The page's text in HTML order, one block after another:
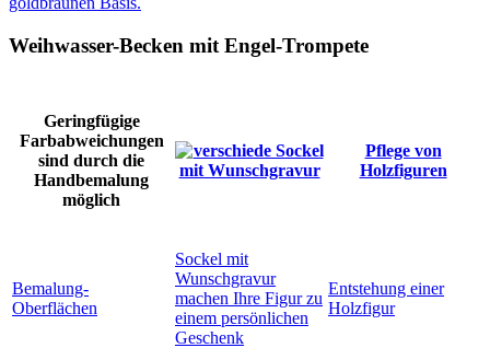
Weihwasser-Becken mit Engel-Trompete
Geringfügige
Farbabweichungen
sind durch die
Handbemalung
möglich
Pflege von
Holzfiguren
Bemalung-
Oberflächen
Sockel mit
Wunschgravur
machen Ihre Figur zu
einem persönlichen
Geschenk
Entstehung einer
Holzfigur